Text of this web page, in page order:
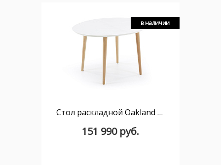
в наличии
Стол раскладной Oakland белый овальный
151 990 руб.